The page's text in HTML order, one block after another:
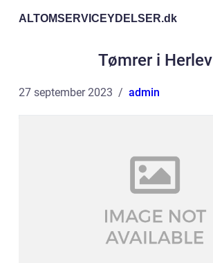
ALTOMSERVICEYDELSER.dk
Tømrer i Herlev
27 september 2023 admin